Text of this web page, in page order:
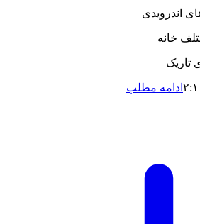
اندرویدی
خانه
تاریک
ادامه مطلب